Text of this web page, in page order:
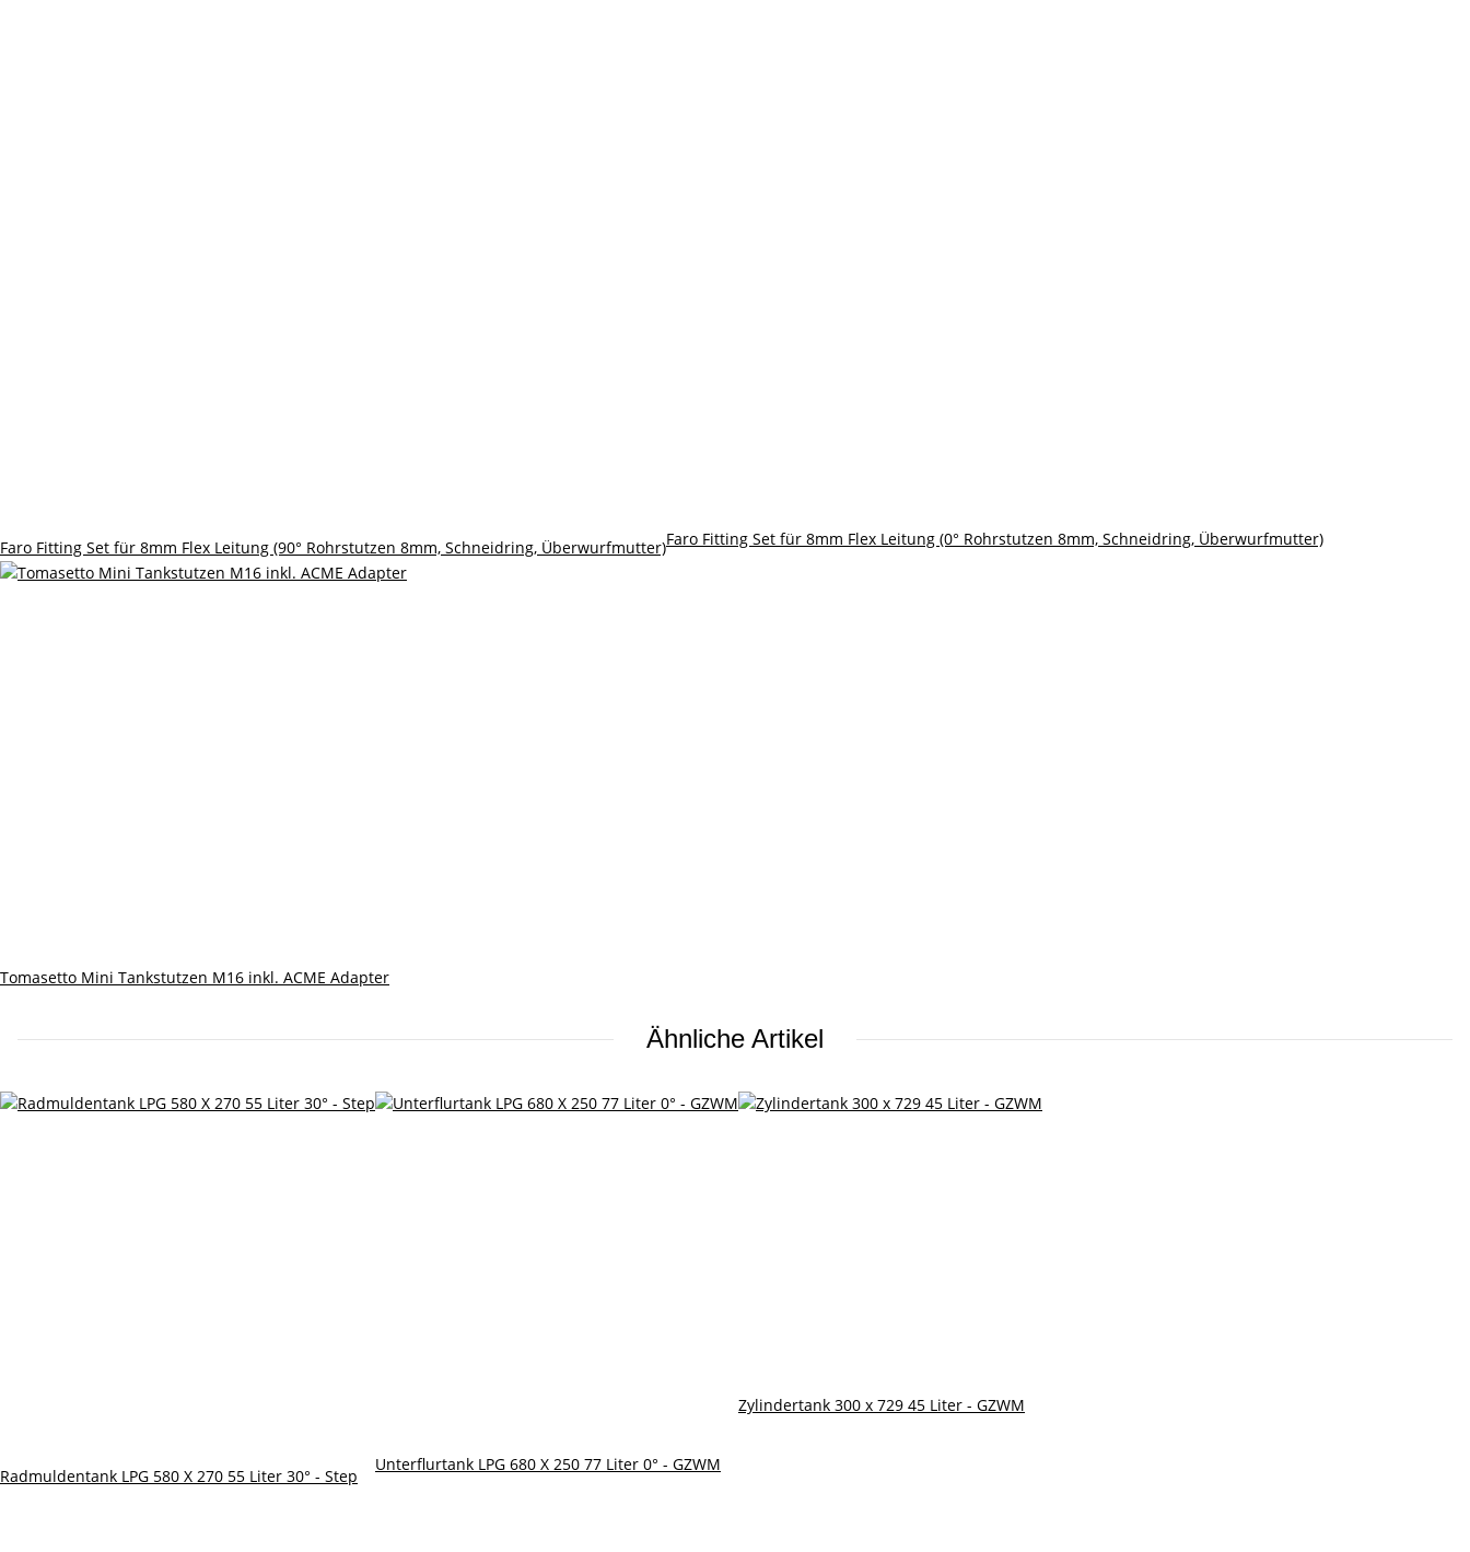
Faro Fitting Set für 8mm Flex Leitung (90° Rohrstutzen 8mm, Schneidring, Überwurfmutter)Faro Fitting Set für 8mm Flex Leitung (0° Rohrstutzen 8mm, Schneidring, Überwurfmutter)
Tomasetto Mini Tankstutzen M16 inkl. ACME Adapter
Ähnliche Artikel
Radmuldentank LPG 580 X 270 55 Liter 30° - Step
Unterflurtank LPG 680 X 250 77 Liter 0° - GZWM
Zylindertank 300 x 729 45 Liter - GZWM